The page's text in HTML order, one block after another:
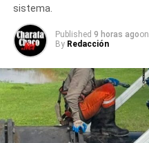
sistema.
Published 9 horas agoon
By Redacción